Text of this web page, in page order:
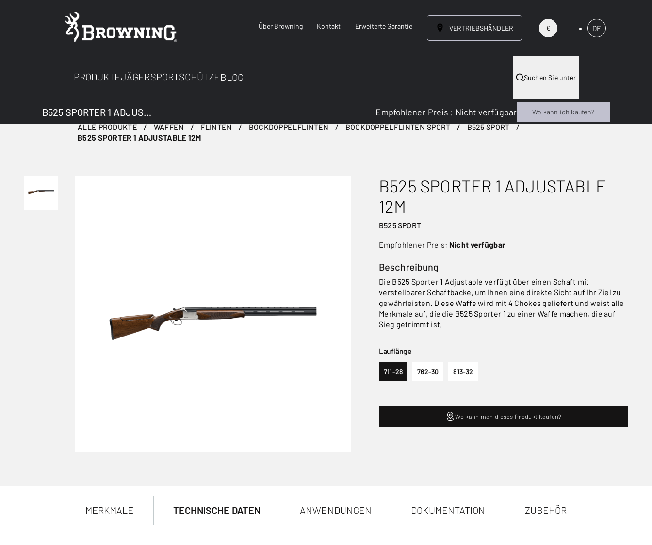
Über Browning Kontakt Erweiterte Garantie VERTRIEBSHÄNDLER € DE
PRODUKTEJÄGERSPORTSCHÜTZEBLOG Suchen Sie unter
ALLE PRODUKTE WAFFEN FLINTEN BOCKDOPPELFLINTEN BOCKDOPPELFLINTEN SPORT
B525 SPORT
B525 SPORTER 1 ADJUSTABLE 12M
B525 SPORTER 1 ADJUSTABLE
12M
B525 SPORT
Empfohlener Preis: Nicht verfügbar
Beschreibung
Die B525 Sporter 1 Adjustable verfügt über einen Schaft mit
verstellbarer Schaftbacke, um Ihnen eine direkte Sicht auf Ihr Ziel zu
gewährleisten. Diese Waffe wird mit 4 Chokes geliefert und weist alle
Merkmale auf, die die B525 Sporter 1 zu einer Waffe machen, die auf
Sieg getrimmt ist.
Lauflänge
711-28 762-30 813-32
B525 SPORTER 1 ADJUSTABLE 12M Empfohlener Preis : Nicht verfügbar Wo kann ich kaufen?
Wo kann man dieses Produkt kaufen?
MERKMALE TECHNISCHE DATEN ANWENDUNGEN DOKUMENTATION ZUBEHÖR